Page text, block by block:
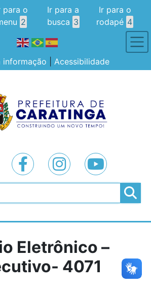
fonte
para o
2
Ir para a
busca 3
Ir para o
rodapé 4
informação Acessibilidade
Eletrônico –
4071